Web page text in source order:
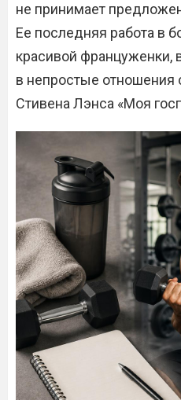
не принимает
Ее последняя работа в
красивой француженки,
в непростые отношения
Стивена Лэнса «Моя